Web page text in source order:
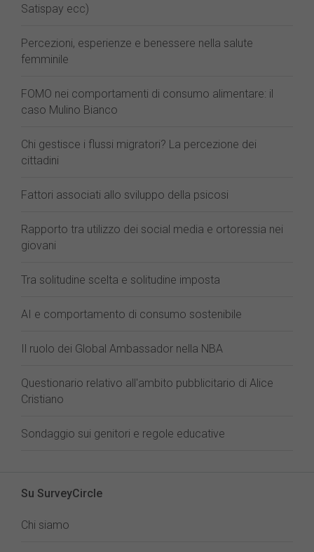
Satispay ecc)
Percezioni, esperienze e benessere nella salute
femminile
FOMO nei comportamenti di consumo alimentare: il
caso Mulino Bianco
Chi gestisce i flussi migratori? La percezione dei
cittadini
Fattori associati allo sviluppo della psicosi
Rapporto tra utilizzo dei social media e ortoressia nei
giovani
Tra solitudine scelta e solitudine imposta
AI e comportamento di consumo sostenibile
Il ruolo dei Global Ambassador nella NBA
Questionario relativo all'ambito pubblicitario di Alice
Cristiano
Sondaggio sui genitori e regole educative
Su SurveyCircle
Chi siamo